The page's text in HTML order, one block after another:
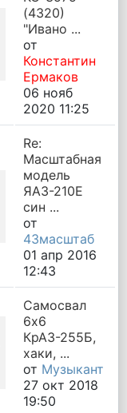
(4320)
"Ивано ...
от
Константин
Ермаков
06 нояб
2020 11:25
Re:
Масштабная
модель
ЯАЗ-210Е
син ...
от
43масштаб
01 апр 2016
12:43
Самосвал
6х6
КрАЗ-255Б,
хаки, ...
от Музыкант
27 окт 2018
19:50